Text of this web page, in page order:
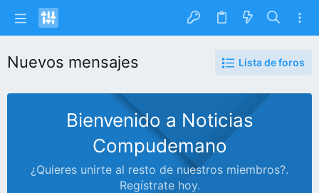
Nuevos mensajes Lista de foros
Bienvenido a Noticias
Compudemano
¿Quieres unirte al resto de nuestros miembros?.
Regístrate hoy.